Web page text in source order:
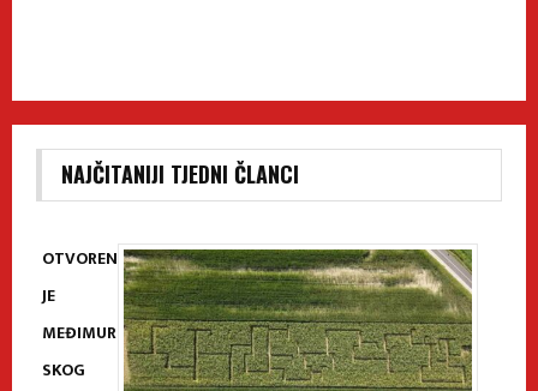
NAJČITANIJI TJEDNI ČLANCI
OTVOREN
JE
MEĐIMUR
SKOG